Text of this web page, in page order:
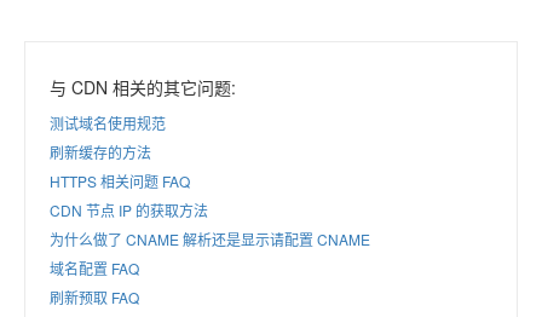
与 CDN 相关的其它问题:
测试域名使用规范
刷新缓存的方法
HTTPS 相关问题 FAQ
CDN 节点 IP 的获取方法
为什么做了 CNAME 解析还是显示请配置 CNAME
域名配置 FAQ
刷新预取 FAQ